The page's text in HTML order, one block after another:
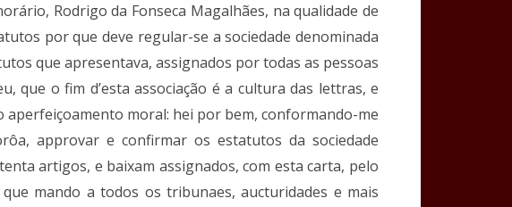
Rodrigo da Fonseca Magalhães, na qualidade de
por que deve regular-se a sociedade denominada
que apresentava, assignados por todas as pessoas
que o fim d’esta associação é a cultura das lettras, e
moral: hei por bem, conformando-me
approvar e confirmar os estatutos da sociedade
artigos, e baixam assignados, com esta carta, pelo
mando a todos os tribunaes, aucturidades e mais